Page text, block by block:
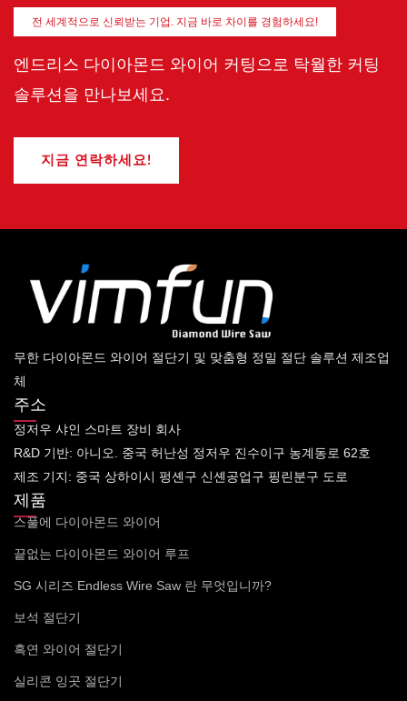
전 세계적으로 신뢰받는 기업. 지금 바로 차이를 경험하세요!
엔드리스 다이아몬드 와이어 커팅으로 탁월한 커팅
솔루션을 만나보세요.
지금 연락하세요!
무한 다이아몬드 와이어 절단기 및 맞춤형 정밀 절단 솔루션 제조업
체
주소
정저우 샤인 스마트 장비 회사
R&D 기반: 아니오. 중국 허난성 정저우 진수이구 농계동로 62호
제조 기지: 중국 상하이시 펑셴구 신셴공업구 핑린분구 도로
제품
스풀에 다이아몬드 와이어
끝없는 다이아몬드 와이어 루프
SG 시리즈 Endless Wire Saw 란 무엇입니까?
보석 절단기
흑연 와이어 절단기
실리콘 잉곳 절단기